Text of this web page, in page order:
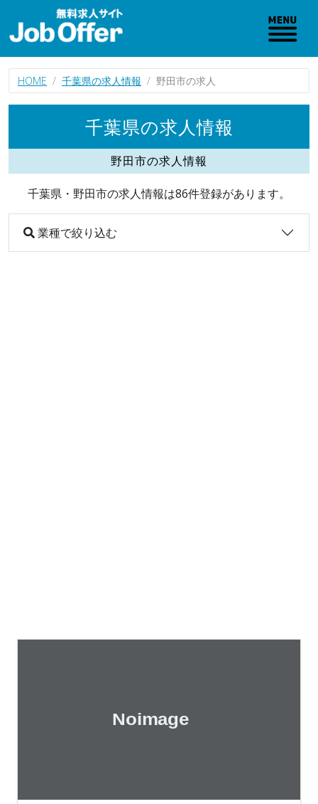
HOME 千葉県の求人情報 野田市の求人
千葉県の求人情報
野田市の求人情報
千葉県・野田市の求人情報は86件登録があります。
業種で絞り込む